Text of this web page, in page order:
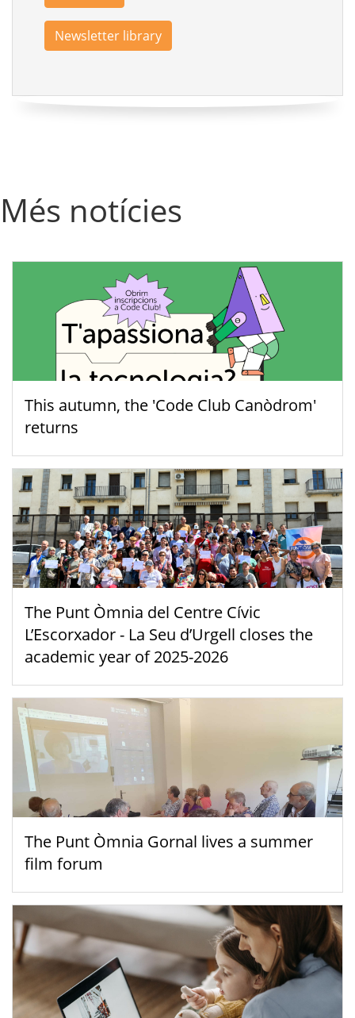
Newsletter library
Més notícies
This autumn, the 'Code Club Canòdrom'
returns
The Punt Òmnia del Centre Cívic
L’Escorxador - La Seu d’Urgell closes the
academic year of 2025-2026
The Punt Òmnia Gornal lives a summer
film forum